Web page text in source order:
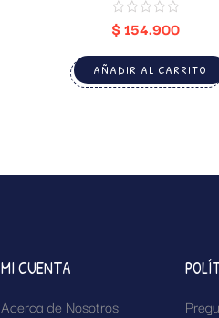
$154.900
AÑADIR AL CARRITO
MI CUENTA
Acerca de Nosotros